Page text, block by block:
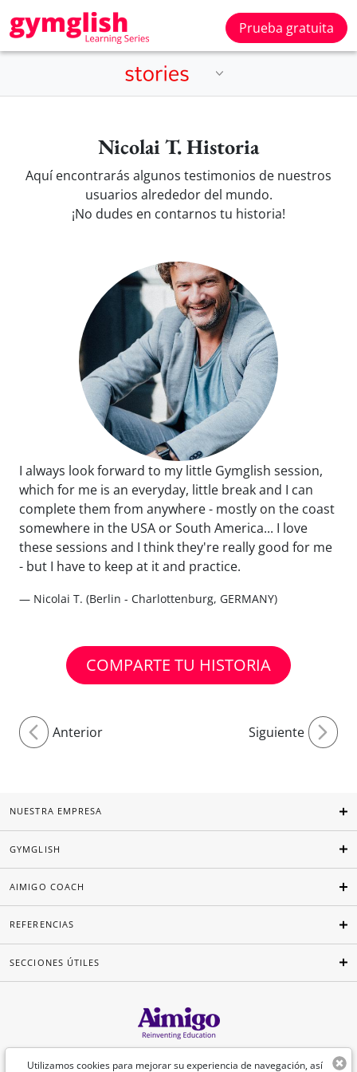
Prueba gratuita
Nicolai T. Historia
Aquí encontrarás algunos testimonios de nuestros
usuarios alrededor del mundo.
¡No dudes en contarnos tu historia!
I always look forward to my little Gymglish session,
which for me is an everyday, little break and I can
complete them from anywhere - mostly on the coast
somewhere in the USA or South America... I love
these sessions and I think they're really good for me
- but I have to keep at it and practice.
— Nicolai T. (Berlin - Charlottenburg, GERMANY)
COMPARTE TU HISTORIA
Anterior Siguiente
Utilizamos cookies para mejorar su experiencia de navegación, así
NUESTRA EMPRESA
GYMGLISH
AIMIGO COACH
REFERENCIAS
SECCIONES ÚTILES
Español